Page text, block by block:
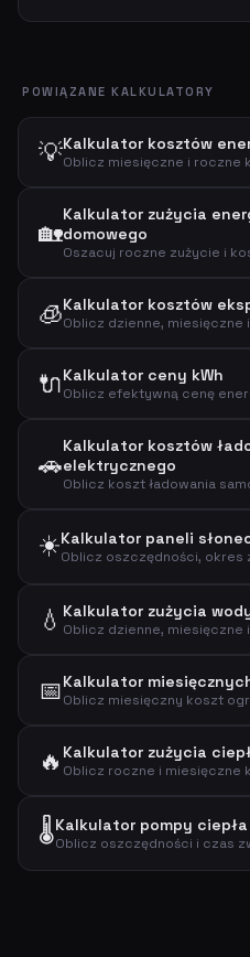
POWIĄZANE KALKULATORY
💡Kalkulator kosztów
🏡
Kalkulator zużycia
domowego
🧊Kalkulator kosztów
🔌Kalkulator ceny kWh
🚗
Kalkulator kosztów
elektrycznego
☀️Kalkulator paneli
💧 Kalkulator zużycia
📅Kalkulator
🔥 Kalkulator zużycia
🌡️Kalkulator pompy ciepła